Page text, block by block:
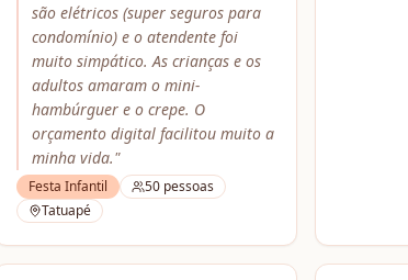
são elétricos (super seguros para
condomínio) e o atendente foi
muito simpático. As crianças e os
adultos amaram o mini-
hambúrguer e o crepe. O
orçamento digital facilitou muito a
minha vida."
Festa Infantil 50 pessoas
Tatuapé